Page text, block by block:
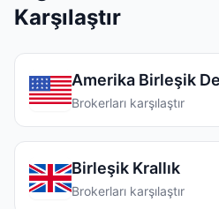
Karşılaştır
Amerika Birleşik
Brokerları karşılaştır
Birleşik Krallık
Brokerları karşılaştır